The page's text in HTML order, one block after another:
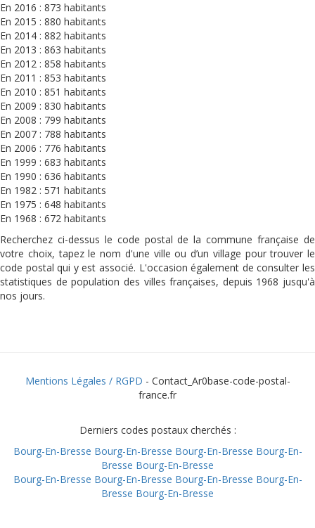
En 2016 : 873 habitants
En 2015 : 880 habitants
En 2014 : 882 habitants
En 2013 : 863 habitants
En 2012 : 858 habitants
En 2011 : 853 habitants
En 2010 : 851 habitants
En 2009 : 830 habitants
En 2008 : 799 habitants
En 2007 : 788 habitants
En 2006 : 776 habitants
En 1999 : 683 habitants
En 1990 : 636 habitants
En 1982 : 571 habitants
En 1975 : 648 habitants
En 1968 : 672 habitants
Recherchez ci-dessus le code postal de la commune française de
votre choix, tapez le nom d'une ville ou d’un village pour trouver le
code postal qui y est associé. L'occasion également de consulter les
statistiques de population des villes françaises, depuis 1968 jusqu'à
nos jours.
Mentions Légales / RGPD - Contact_Ar0base-code-postal-
france.fr
Derniers codes postaux cherchés :
Bourg-En-Bresse Bourg-En-Bresse Bourg-En-Bresse Bourg-En-
Bresse Bourg-En-Bresse
Bourg-En-Bresse Bourg-En-Bresse Bourg-En-Bresse Bourg-En-
Bresse Bourg-En-Bresse